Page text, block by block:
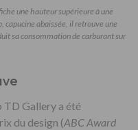
une hauteur supérieure à une
capucine abaissée, il retrouve une
sa consommation de carburant sur
TD Gallery a été
du design (ABC Award